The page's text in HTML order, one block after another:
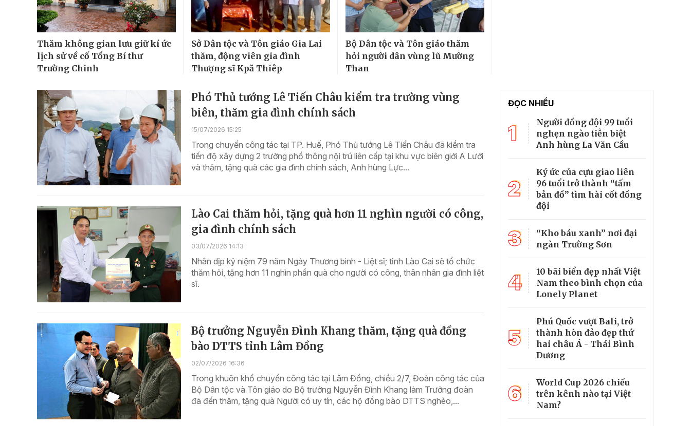
Thăm không gian lưu giữ kí ức
lịch sử về cố Tổng Bí thư
Trường Chinh
Sở Dân tộc và Tôn giáo Gia Lai
thăm, động viên gia đình
Thượng sĩ Kpă Thiêp
Bộ Dân tộc và Tôn giáo thăm
hỏi người dân vùng lũ Mường
Than
Phó Thủ tướng Lê Tiến Châu kiểm tra trường vùng
biên, thăm gia đình chính sách
15/07/2026 15:25
Trong chuyến công tác tại TP. Huế, Phó Thủ tướng Lê Tiến Châu đã kiểm tra
tiến độ xây dựng 2 trường phổ thông nội trú liên cấp tại khu vực biên giới A Lưới
và thăm, tặng quà các gia đình chính sách, Anh hùng Lực...
Lào Cai thăm hỏi, tặng quà hơn 11 nghìn người có công,
gia đình chính sách
03/07/2026 14:13
Nhân dịp kỷ niệm 79 năm Ngày Thương binh - Liệt sĩ; tỉnh Lào Cai sẽ tổ chức
thăm hỏi, tặng hơn 11 nghìn phần quà cho người có công, thân nhân gia đình liệt
sĩ.
Bộ trưởng Nguyễn Đình Khang thăm, tặng quà đồng
bào DTTS tỉnh Lâm Đồng
02/07/2026 16:36
Trong khuôn khổ chuyến công tác tại Lâm Đồng, chiều 2/7, Đoàn công tác của
Bộ Dân tộc và Tôn giáo do Bộ trưởng Nguyễn Đình Khang làm Trưởng đoàn
đã đến thăm, tặng quà Người có uy tín, các hộ đồng bào DTTS nghèo,...
ĐỌC NHIỀU
1
Người đồng đội 99 tuổi
nghẹn ngào tiễn biệt
Anh hùng La Văn Cầu
2
Ký ức của cựu giao liên
96 tuổi trở thành “tấm
bản đồ” tìm hài cốt đồng
đội
3
“Kho báu xanh” nơi đại
ngàn Trường Sơn
4
10 bãi biển đẹp nhất Việt
Nam theo bình chọn của
Lonely Planet
5
Phú Quốc vượt Bali, trở
thành hòn đảo đẹp thứ
hai châu Á - Thái Bình
Dương
6
World Cup 2026 chiếu
trên kênh nào tại Việt
Nam?